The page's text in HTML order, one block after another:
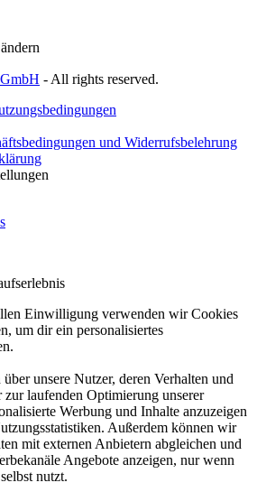
- All rights reserved.
und Widerrufsbelehrung
Einwilligung verwenden wir Cookies
um dir ein personalisiertes
unsere Nutzer, deren Verhalten und
laufenden Optimierung unserer
Werbung und Inhalte anzuzeigen
Außerdem können wir
mit externen Anbietern abgleichen und
Angebote anzeigen, nur wenn
nutzt.